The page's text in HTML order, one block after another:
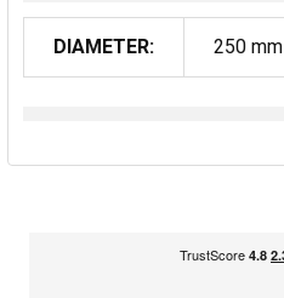
DIAMETER: 250 mm